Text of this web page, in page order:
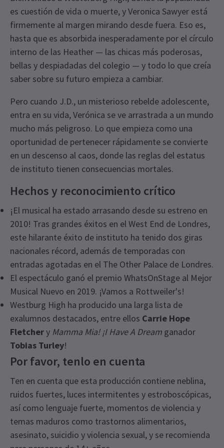
es cuestión de vida o muerte, y Veronica Sawyer está
firmemente al margen mirando desde fuera. Eso es,
hasta que es absorbida inesperadamente por el círculo
interno de las Heather — las chicas más poderosas,
bellas y despiadadas del colegio — y todo lo que creía
saber sobre su futuro empieza a cambiar.
Pero cuando J.D., un misterioso rebelde adolescente,
entra en su vida, Verónica se ve arrastrada a un mundo
mucho más peligroso. Lo que empieza como una
oportunidad de pertenecer rápidamente se convierte
en un descenso al caos, donde las reglas del estatus
de instituto tienen consecuencias mortales.
Hechos y reconocimiento crítico
¡El musical ha estado arrasando desde su estreno en
2010! Tras grandes éxitos en el West End de Londres,
este hilarante éxito de instituto ha tenido dos giras
nacionales récord, además de temporadas con
entradas agotadas en el The Other Palace de Londres.
El espectáculo ganó el premio WhatsOnStage al Mejor
Musical Nuevo en 2019. ¡Vamos a Rottweiler's!
Westburg High ha producido una larga lista de
exalumnos destacados, entre ellos Carrie Hope
Fletchery Mamma Mia! ¡I Have A Dream ganador
Tobias Turley!
Por favor, tenlo en cuenta
Ten en cuenta que esta producción contiene neblina,
ruidos fuertes, luces intermitentes y estroboscópicas,
así como lenguaje fuerte, momentos de violencia y
temas maduros como trastornos alimentarios,
asesinato, suicidio y violencia sexual, y se recomienda